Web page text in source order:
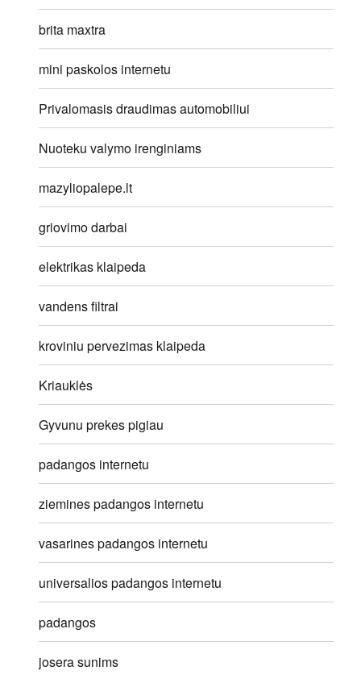
brita maxtra
mini paskolos internetu
Privalomasis draudimas automobiliui
Nuoteku valymo irenginiams
mazyliopalepe.lt
griovimo darbai
elektrikas klaipeda
vandens filtrai
kroviniu pervezimas klaipeda
Kriauklės
Gyvunu prekes pigiau
padangos internetu
ziemines padangos internetu
vasarines padangos internetu
universalios padangos internetu
padangos
josera sunims